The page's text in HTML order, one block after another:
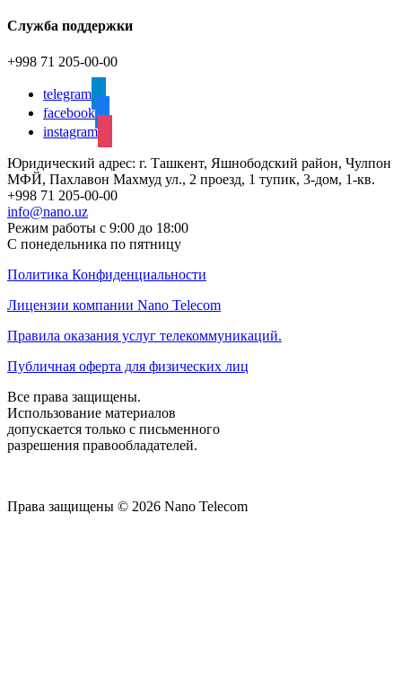
Служба поддержки
+998 71 205-00-00
telegram
facebook
instagram
Юридический адрес: г. Ташкент, Яшнободский район, Чулпон
МФЙ, Пахлавон Махмуд ул., 2 проезд, 1 тупик, 3-дом, 1-кв.
+998 71 205-00-00
info@nano.uz
Режим работы с 9:00 до 18:00
С понедельника по пятницу
Политика Конфиденциальности
Лицензии компании Nano Telecom
Правила оказания услуг телекоммуникаций.
Публичная оферта для физических лиц
Все права защищены.
Использование материалов
допускается только с письменного
разрешения правообладателей.
Права защищены © 2026 Nano Telecom